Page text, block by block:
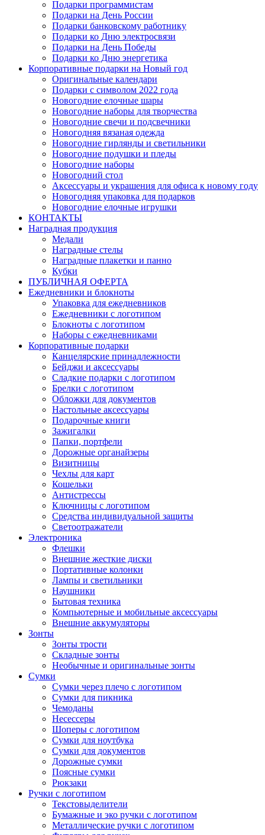
Подарки программистам
Подарки на День России
Подарки банковскому работнику
Подарки ко Дню электросвязи
Подарки на День Победы
Подарки ко Дню энергетика
Корпоративные подарки на Новый год
Оригинальные календари
Подарки с символом 2022 года
Новогодние елочные шары
Новогодние наборы для творчества
Новогодние свечи и подсвечники
Новогодняя вязаная одежда
Новогодние гирлянды и светильники
Новогодние подушки и пледы
Новогодние наборы
Новогодний стол
Аксессуары и украшения для офиса к новому году
Новогодняя упаковка для подарков
Новогодние елочные игрушки
КОНТАКТЫ
Наградная продукция
Медали
Наградные стелы
Наградные плакетки и панно
Кубки
ПУБЛИЧНАЯ ОФЕРТА
Ежедневники и блокноты
Упаковка для ежедневников
Ежедневники с логотипом
Блокноты с логотипом
Наборы с ежедневниками
Корпоративные подарки
Канцелярские принадлежности
Бейджи и аксессуары
Сладкие подарки с логотипом
Брелки с логотипом
Обложки для документов
Настольные аксессуары
Подарочные книги
Зажигалки
Папки, портфели
Дорожные органайзеры
Визитницы
Чехлы для карт
Кошельки
Антистрессы
Ключницы с логотипом
Средства индивидуальной защиты
Светоотражатели
Электроника
Флешки
Внешние жесткие диски
Портативные колонки
Лампы и светильники
Наушники
Бытовая техника
Компьютерные и мобильные аксессуары
Внешние аккумуляторы
Зонты
Зонты трости
Складные зонты
Необычные и оригинальные зонты
Сумки
Сумки через плечо с логотипом
Сумки для пикника
Чемоданы
Несессеры
Шоперы с логотипом
Сумки для ноутбука
Сумки для документов
Дорожные сумки
Поясные сумки
Рюкзаки
Ручки с логотипом
Текстовыделители
Бумажные и эко ручки с логотипом
Металлические ручки с логотипом